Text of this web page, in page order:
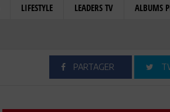
LIFESTYLE LEADERS TV ALBUMS
PARTAGER